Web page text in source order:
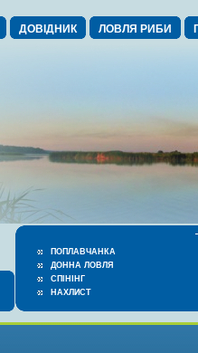
ДОВІДНИК ЛОВЛЯ РИБИ
ПОПЛАВЧАНКА
ДОННА ЛОВЛЯ
СПІНІНГ
НАХЛИСТ